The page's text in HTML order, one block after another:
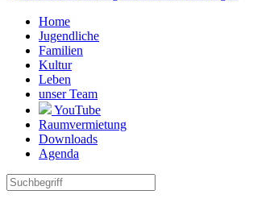
Home
Jugendliche
Familien
Kultur
Leben
unser Team
YouTube
Raumvermietung
Downloads
Agenda